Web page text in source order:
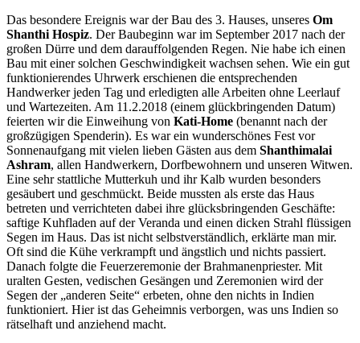
Das besondere Ereignis war der Bau des 3. Hauses, unseres Om
Shanthi Hospiz. Der Baubeginn war im September 2017 nach der
großen Dürre und dem darauffolgenden Regen. Nie habe ich einen
Bau mit einer solchen Geschwindigkeit wachsen sehen. Wie ein gut
funktionierendes Uhrwerk erschienen die entsprechenden
Handwerker jeden Tag und erledigten alle Arbeiten ohne Leerlauf
und Wartezeiten. Am 11.2.2018 (einem glückbringenden Datum)
feierten wir die Einweihung von Kati-Home (benannt nach der
großzügigen Spenderin). Es war ein wunderschönes Fest vor
Sonnenaufgang mit vielen lieben Gästen aus dem Shanthimalai
Ashram, allen Handwerkern, Dorfbewohnern und unseren Witwen.
Eine sehr stattliche Mutterkuh und ihr Kalb wurden besonders
gesäubert und geschmückt. Beide mussten als erste das Haus
betreten und verrichteten dabei ihre glücksbringenden Geschäfte:
saftige Kuhfladen auf der Veranda und einen dicken Strahl flüssigen
Segen im Haus. Das ist nicht selbstverständlich, erklärte man mir.
Oft sind die Kühe verkrampft und ängstlich und nichts passiert.
Danach folgte die Feuerzeremonie der Brahmanenpriester. Mit
uralten Gesten, vedischen Gesängen und Zeremonien wird der
Segen der „anderen Seite“ erbeten, ohne den nichts in Indien
funktioniert. Hier ist das Geheimnis verborgen, was uns Indien so
rätselhaft und anziehend macht.